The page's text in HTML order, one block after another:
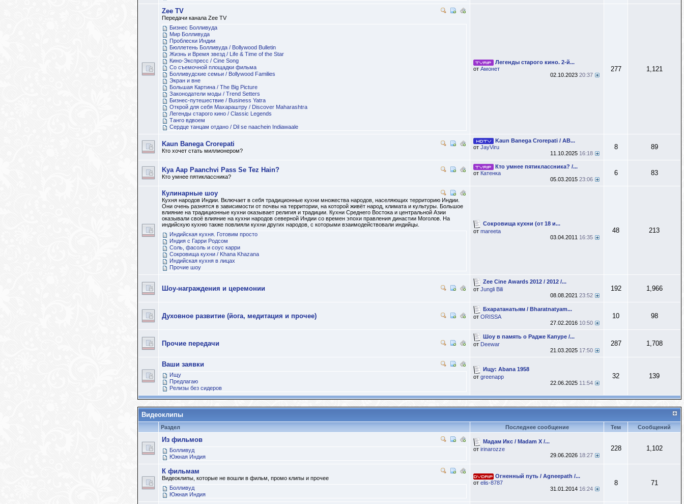
Zee TV
Передачи канала Zee TV
Бизнес Болливуда
Мир Болливуда
Проблески Индии
Бюллетень Болливуда / Bollywood Bulletin
Жизнь и Время звезд / Life & Time of the Star
Кино-Экспресс / Cine Song
Со съемочной площадки фильма
Болливудские семьи / Bollywood Families
Экран и вне
Большая Картина / The Big Picture
Законодатели моды / Trend Setters
Бизнес-путешествие / Business Yatra
Открой для себя Махараштру / Discover Maharashtra
Легенды старого кино / Classic Legends
Танго вдвоем
Сердце танцам отдано / Dil se naachein Indiawaale
Легенды старого кино. 2-й...
от Амонет
02.10.2023 20:37
277 1,121
Kaun Banega Crorepati
Кто хочет стать миллионером?
Kaun Banega Crorepati / AB...
от JayViru
11.10.2025 16:18
8 89
Kya Aap Paanchvi Pass Se Tez Hain?
Кто умнее пятиклассника?
Кто умнее пятиклассника? /...
от Катенка
05.03.2015 23:06
6 83
Кулинарные шоу
Кухня народов Индии. Включает в себя традиционные кухни множества народов, населяющих территорию Индии.
Они очень разнятся в зависимости от почвы на территории, на которой живёт народ, климата и культуры. Большое
влияние на традиционные кухни оказывает религия и традиции. Кухни Среднего Востока и центральной Азии
оказывали своё влияние на кухни народов северной Индии со времен эпохи правления династии Моголов. На
индийскую кухню также повлияли кухни других народов, с которыми взаимодействовали индийцы.
Индийская кухня. Готовим просто
Индия с Гарри Родсом
Соль, фасоль и соус карри
Сокровища кухни / Khana Khazana
Индийская кухня в лицах
Прочие шоу
Сокровища кухни (от 18 и...
от mareeta
03.04.2011 16:35
48 213
Шоу-награждения и церемонии
Zee Cine Awards 2012 / 2012 /...
от Jungli Bili
08.08.2021 23:52
192 1,966
Духовное развитие (йога, медитация и прочее)
Бхаратанатьям / Bharatnatyam...
от ORISSA
27.02.2016 10:50
10 98
Прочие передачи
Шоу в память о Радже Капуре /...
от Deewar
21.03.2025 17:50
287 1,708
Ваши заявки
Ищу
Предлагаю
Релизы без сидеров
Ищу: Abana 1958
от greenapp
22.06.2025 11:54
32 139
Видеоклипы
Раздел Последнее сообщение Тем Сообщений
Из фильмов
Болливуд
Южная Индия
Мадам Икс / Madam X /...
от irinarozze
29.06.2026 18:27
228 1,102
К фильмам
Видеоклипы, которые не вошли в фильм, промо клипы и прочее
Болливуд
Южная Индия
Огненный путь / Agneepath /...
от elis-8787
31.01.2014 16:24
8 71